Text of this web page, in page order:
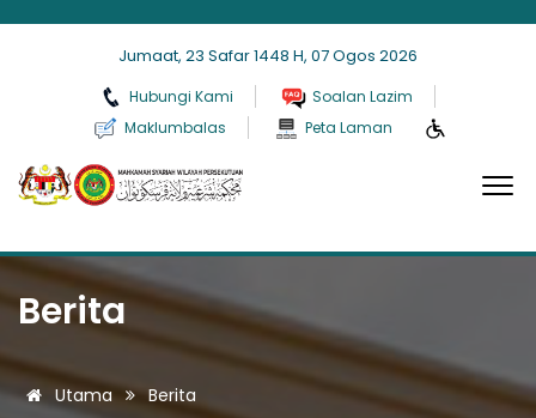
Jumaat, 23 Safar 1448 H, 07 Ogos 2026
Hubungi Kami
Soalan Lazim
Maklumbalas
Peta Laman
Berita
Utama Berita